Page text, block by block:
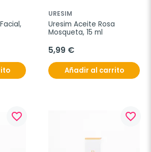
URESIM
Uresim Aceite Rosa
Mosqueta, 15 ml
5,99 €
Añadir al carrito
favorite_border favorite_border